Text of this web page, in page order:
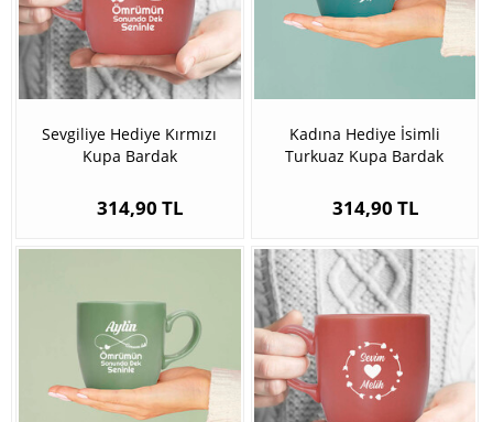
Sevgiliye Hediye Kırmızı
Kupa Bardak
314,90 TL
Kadına Hediye İsimli
Turkuaz Kupa Bardak
314,90 TL